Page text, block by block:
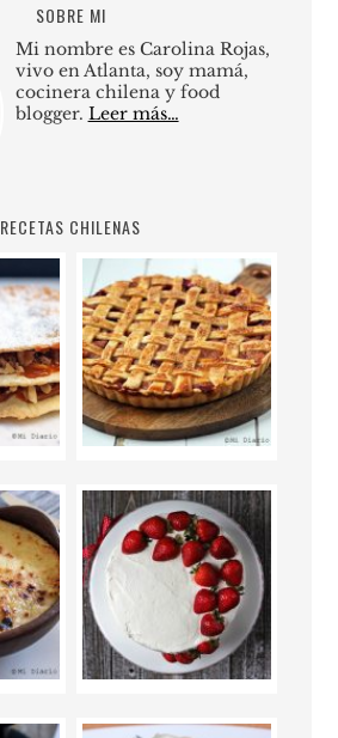
SOBRE MI
Mi nombre es Carolina Rojas,
vivo en Atlanta, soy mamá,
cocinera chilena y food
blogger. Leer más…
RECETAS CHILENAS